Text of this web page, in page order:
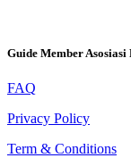
Guide Member
FAQ
Privacy Policy
Term & Conditions